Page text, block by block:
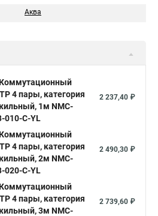
Аква
4 пары, категория
1м NMC-
010-C-YL
2 237,40 ₽
4 пары, категория
2м NMC-
020-C-YL
2 490,30 ₽
4 пары, категория
3м NMC-
2 739,60 ₽